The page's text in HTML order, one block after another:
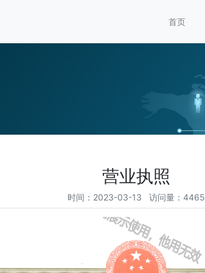
首页
营业执照
时间：2023-03-13 访问量：4465